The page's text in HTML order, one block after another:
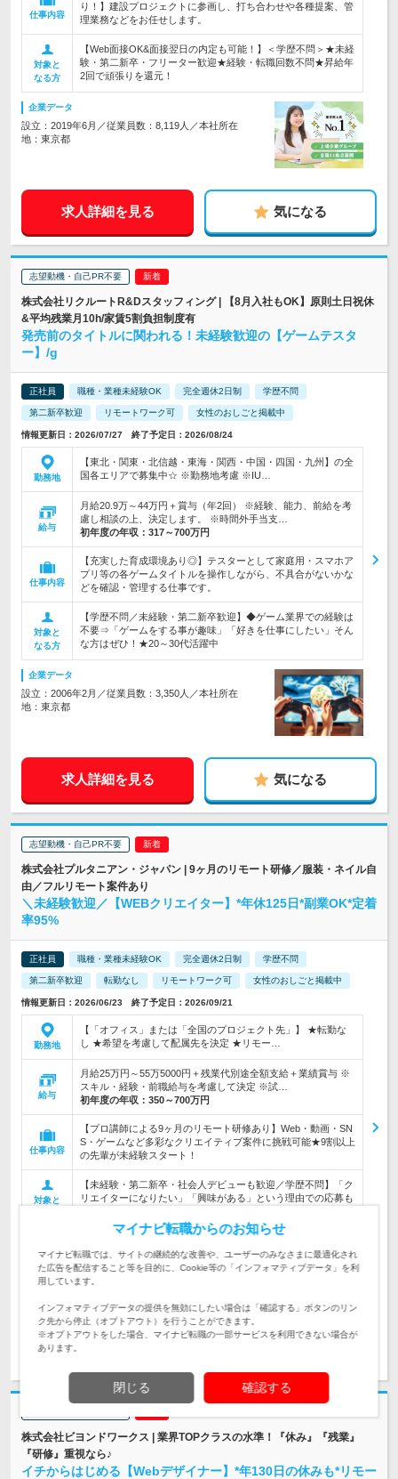
仕事内容
り！】建設プロジェクトに参画し、打ち合わせや各種提案、管
理業務などをお任せします。
対象と
なる方
【Web面接OK&面接翌日の内定も可能！】＜学歴不問＞★未経
験・第二新卒・フリーター歓迎★経験・転職回数不問★昇給年
2回で頑張りを還元！
企業データ
設立：2019年6月／従業員数：8,119人／本社所在
地：東京都
求人詳細を見る 気になる
志望動機・自己PR不要
株式会社リクルートR&Dスタッフィング | 【8月入社もOK】原則土日祝休
&平均残業月10h/家賃5割負担制度有
発売前のタイトルに関われる！未経験歓迎の【ゲームテスタ
ー】/g
正社員 職種・業種未経験OK 完全週休2日制 学歴不問
第二新卒歓迎 リモートワーク可 女性のおしごと掲載中
情報更新日：2026/07/27 終了予定日：2026/08/24
勤務地
【東北・関東・北信越・東海・関西・中国・四国・九州】の全
国各エリアで募集中☆ ※勤務地考慮 ※IU…
給与
月給20.9万～44万円＋賞与（年2回） ※経験、能力、前給を考
慮し相談の上、決定します。 ※時間外手当支…
初年度の年収： 317～700万円
仕事内容
【充実した育成環境あり◎】テスターとして家庭用・スマホア
プリ等の各ゲームタイトルを操作しながら、不具合がないかな
どを確認・管理する仕事です。
対象と
なる方
【学歴不問／未経験・第二新卒歓迎】◆ゲーム業界での経験は
不要⇒「ゲームをする事が趣味」「好きを仕事にしたい」そん
な方はぜひ！★20～30代活躍中
企業データ
設立：2006年2月／従業員数：3,350人／本社所在
地：東京都
求人詳細を見る 気になる
志望動機・自己PR不要
株式会社プルタニアン・ジャパン | 9ヶ月のリモート研修／服装・ネイル自
由／フルリモート案件あり
＼未経験歓迎／【WEBクリエイター】*年休125日*副業OK*定着
率95%
正社員 職種・業種未経験OK 完全週休2日制 学歴不問
第二新卒歓迎 転勤なし リモートワーク可 女性のおしごと掲載中
情報更新日：2026/06/23 終了予定日：2026/09/21
勤務地
【「オフィス」または「全国のプロジェクト先」】 ★転勤な
し ★希望を考慮して配属先を決定 ★リモー…
給与
月給25万円～55万5000円＋残業代別途全額支給＋業績賞与 ※
スキル・経験・前職給与を考慮して決定 ※試…
初年度の年収： 350～700万円
仕事内容
【プロ講師による9ヶ月のリモート研修あり】Web・動画・SN
S・ゲームなど多彩なクリエイティブ案件に挑戦可能★9割以上
の先輩が未経験スタート！
対象と
【未経験・第二新卒・社会人デビューも歓迎／学歴不問】「ク
リエイターになりたい」「興味がある」という理由での応募も
設立：2018年7月／従業員数：25人／本社所在地：東
京都
求人詳細を見る
株式会社ビヨンドワークス | 業界TOPクラスの水準！『休み』『残業』
『研修』重視なら♪
イチからはじめる【Webデザイナー】*年130日の休みも*リモー
マイナビ転職からのお知らせ
マイナビ転職では、サイトの継続的な改善や、ユーザーのみなさまに最適化され
た広告を配信すること等を目的に、Cookie等の「インフォマティブデータ」を利
用しています。
インフォマティブデータの提供を無効にしたい場合は「確認する」ボタンのリン
ク先から停止（オプトアウト）を行うことができます。
※オプトアウトをした場合、マイナビ転職の一部サービスを利用できない場合が
あります。
閉じる 確認する